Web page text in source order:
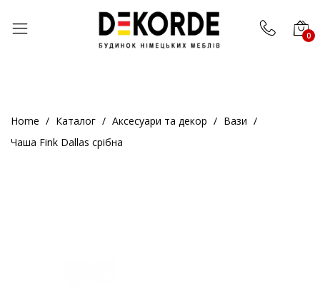
0
Home Каталог Аксесуари та декор
Вази
Чаша Fink Dallas срібна